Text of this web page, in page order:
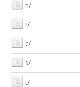
n/
r/
c/
s/
t/